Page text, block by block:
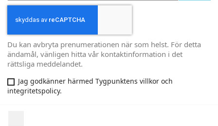
Du kan avbryta prenumerationen när som helst. För detta
ändamål, vänligen hitta vår kontaktinformation i det
rättsliga meddelandet.
Jag godkänner härmed Tygpunktens villkor och
integritetspolicy.